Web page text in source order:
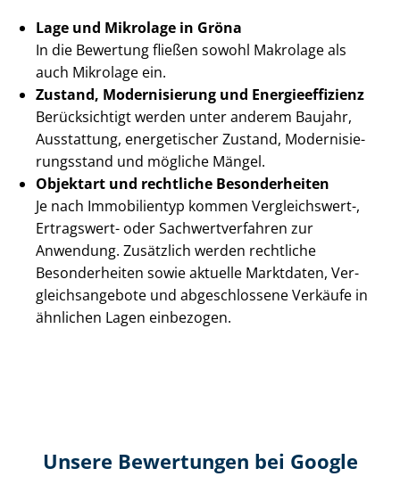
Lage und Mikrolage in Gröna
In die Bewertung fließen sowohl Makrolage als
auch Mikrolage ein.
Zustand, Modernisierung und En­er­gie­ef­fi­zi­enz
Berücksichtigt werden unter anderem Baujahr,
Ausstattung, energetischer Zustand, Mo­der­ni­sie­
rungs­stand und mögliche Mängel.
Objektart und rechtliche Besonderheiten
Je nach Immobilientyp kommen Vergleichswert-,
Ertragswert- oder Sach­wert­ver­fah­ren zur
Anwendung. Zusätzlich werden rechtliche
Besonderheiten sowie aktuelle Marktdaten, Ver­
gleichs­an­ge­bo­te und abgeschlossene Verkäufe in
ähnlichen Lagen einbezogen.
Unsere Bewertungen bei Google